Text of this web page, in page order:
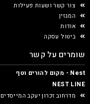
צור קשר ושעות פעילות
המגזין
אודות
ביטול עסקה
שומרים על קשר
Nest - מקום להורים וטף
NEST LINE
מדרחוב זכרון יעקב המייסדים 52